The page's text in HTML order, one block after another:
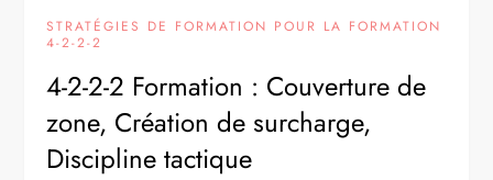
STRATÉGIES DE FORMATION POUR LA FORMATION
4-2-2-2
4-2-2-2 Formation : Couverture de
zone, Création de surcharge,
Discipline tactique